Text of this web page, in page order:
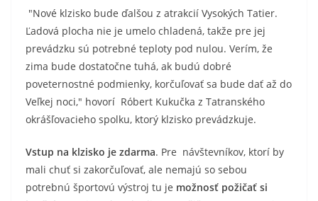
"Nové klzisko bude ďalšou z atrakcií Vysokých Tatier.
Ľadová plocha nie je umelo chladená, takže pre jej
prevádzku sú potrebné teploty pod nulou. Verím, že
zima bude dostatočne tuhá, ak budú dobré
poveternostné podmienky, korčuľovať sa bude dať až do
Veľkej noci," hovorí Róbert Kukučka z Tatranského
okrášľovacieho spolku, ktorý klzisko prevádzkuje.
Vstup na klzisko je zdarma. Pre návštevníkov, ktorí by
mali chuť si zakorčuľovať, ale nemajú so sebou
potrebnú športovú výstroj tu je možnosť požičať si